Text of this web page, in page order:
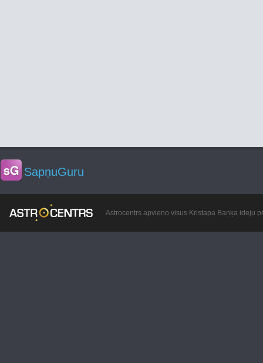
SapņuGuru
Astrocentrs apvieno visus Kristapa Baņķa ideju